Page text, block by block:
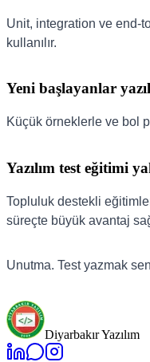
Unit, integration ve end-
kullanılır.
Yeni başlayanlar
Küçük örneklerle ve bol
Yazılım test eğitimi
Topluluk destekli
süreçte büyük avantaj
Unutma. Test yazmak
Diyarbakır Yazılım